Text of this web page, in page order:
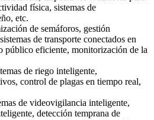
física, sistemas de
etc.
de semáforos, gestión
de transporte conectados en
público eficiente, monitorización de la
de riego inteligente,
control de plagas en tiempo real,
de videovigilancia inteligente,
detección temprana de